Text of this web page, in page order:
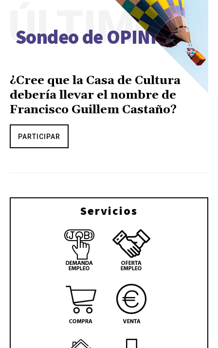
Sondeo de OPINIÓN
ÚLTIMO
¿Cree que la Casa de Cultura
debería llevar el nombre de
Francisco Guillem Castaño?
PARTICIPAR
Servicios